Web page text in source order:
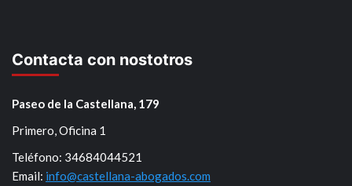
Contacta con nostotros
Paseo de la Castellana, 179
Primero, Oficina 1
Teléfono: 34684044521
Email: info@castellana-abogados.com